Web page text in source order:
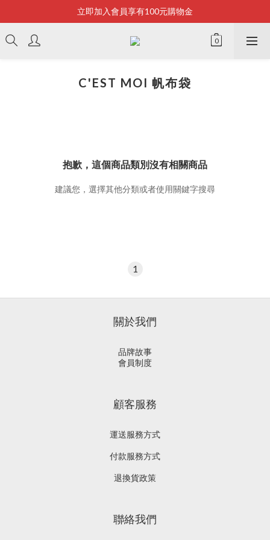
Bonjour~
立即加入會員享有100元購物金
全店滿2500即享免運
C'EST MOI 帆布袋
抱歉，這個商品類別沒有相關商品
建議您，選擇其他分類或者使用關鍵字搜尋
1
關於我們
品牌故事
會員制度
顧客服務
運送服務方式
付款服務方式
退換貨政策
聯絡我們